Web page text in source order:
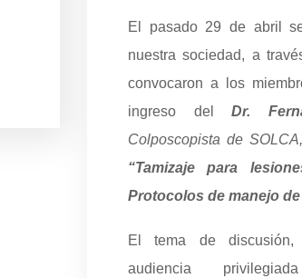
El pasado 29 de abril
nuestra sociedad, a
convocaron a los
ingreso del Dr.
Colposcopista de SOLCA,
“Tamizaje para
Protocolos de manejo de
El tema de
audiencia